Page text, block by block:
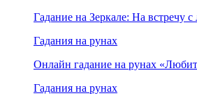
Гадание на Зеркале: На встречу
Гадания на рунах
Онлайн гадание на рунах
Гадания на рунах